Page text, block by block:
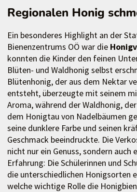
Regionalen Honig
Ein besonderes Highlight an der
Bienenzentrums OÖ war die
konnten die Kinder den feinen
Blüten- und Waldhonig selbst
Blütenhonig, der aus dem Nektar
entsteht, überzeugte mit seinem
Aroma, während der Waldhonig,
dem Honigtau von Nadelbäumen
seine dunklere Farbe und seinen
Geschmack beeindruckte. Die
nicht nur ein Genuss, sondern auch
Erfahrung: Die Schülerinnen und
die unterschiedlichen Honigsorten
welche wichtige Rolle die